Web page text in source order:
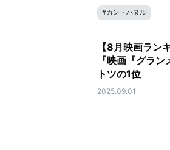
#カン・ハヌル
【8月映画ラン
『映画『グラ
トツの1位
2025.09.01